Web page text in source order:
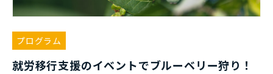
プログラム
就労移行支援のイベントでブルーベリー狩り！